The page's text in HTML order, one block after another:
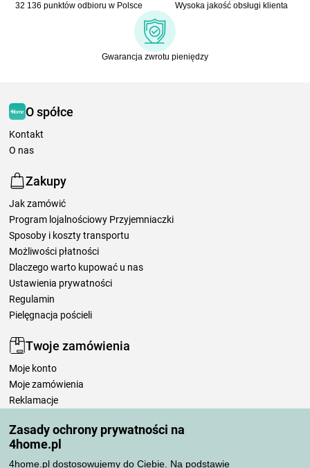
Zasady ochrony prywatności na
4home.pl
4home.pl dostosowujemy do Ciebie. Na podstawie
32 136 punktów odbioru w Polsce Wysoka jakość obsługi klienta
Gwarancja zwrotu pieniędzy
O spółce
Kontakt
O nas
Zakupy
Jak zamówić
Program lojalnościowy Przyjemniaczki
Sposoby i koszty transportu
Możliwości płatności
Dlaczego warto kupować u nas
Ustawienia prywatności
Regulamin
Pielęgnacja pościeli
Twoje zamówienia
Moje konto
Moje zamówienia
Reklamacje
Zasady przetwarzania recenzji